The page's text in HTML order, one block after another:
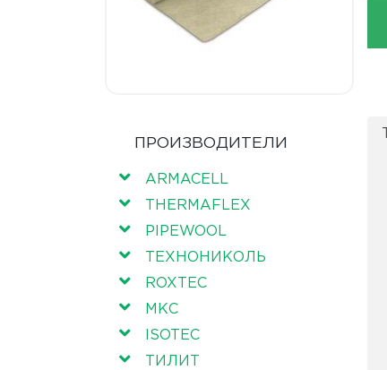
ПРОИЗВОДИТЕЛИ
ARMACELL
THERMAFLEX
PIPEWOOL
ТЕХНОНИКОЛЬ
ROXTEC
МКС
ISOTEC
ТИЛИТ